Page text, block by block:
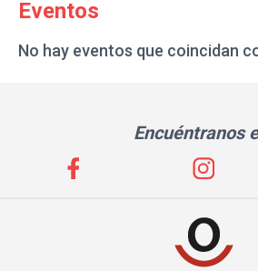
Eventos
No hay eventos que coincidan
Encuéntranos